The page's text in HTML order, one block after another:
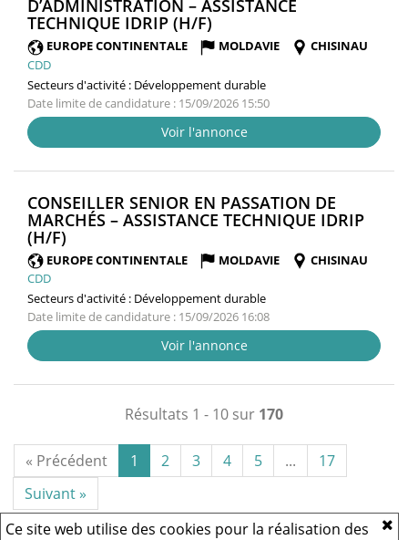
Ce site web utilise des cookies pour la réalisation des
D’ADMINISTRATION – ASSISTANCE
TECHNIQUE IDRIP (H/F)
FENÊTRE)
EUROPE CONTINENTALE MOLDAVIE
CHISINAU
CDD
Secteurs d'activité : Développement durable
Date limite de candidature : 15/09/2026 15:50
Voir l'annonce
CONSEILLER SENIOR EN PASSATION DE
MARCHÉS – ASSISTANCE TECHNIQUE IDRIP
(H/F)
FENÊTRE)
EUROPE CONTINENTALE MOLDAVIE
CHISINAU
CDD
Secteurs d'activité : Développement durable
Date limite de candidature : 15/09/2026 16:08
Voir l'annonce
Résultats 1 - 10 sur 170
« Précédent 1 2 3 4 5 ...
17
Suivant »